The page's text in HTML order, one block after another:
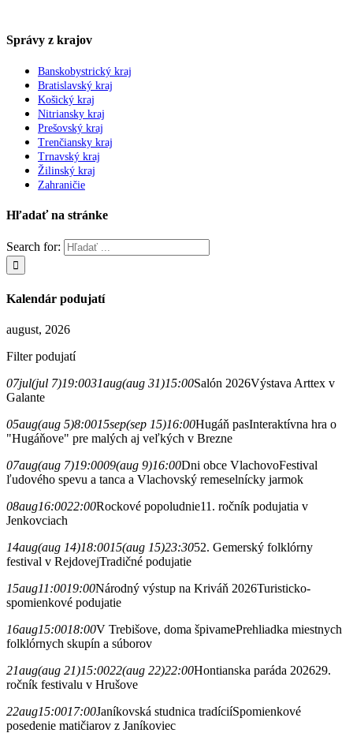
Správy z krajov
Banskobystrický kraj
Bratislavský kraj
Košický kraj
Nitriansky kraj
Prešovský kraj
Trenčiansky kraj
Trnavský kraj
Žilinský kraj
Zahraničie
Hľadať na stránke
Search for:
Kalendár podujatí
august, 2026
Filter podujatí
07jul(jul 7)19:0031aug(aug 31)15:00Salón 2026Výstava Arttex v
Galante
05aug(aug 5)8:0015sep(sep 15)16:00Hugáň pasInteraktívna hra o
"Hugáňove" pre malých aj veľkých v Brezne
07aug(aug 7)19:0009(aug 9)16:00Dni obce VlachovoFestival
ľudového spevu a tanca a Vlachovský remeselnícky jarmok
08aug16:0022:00Rockové popoludnie11. ročník podujatia v
Jenkovciach
14aug(aug 14)18:0015(aug 15)23:3052. Gemerský folklórny
festival v RejdovejTradičné podujatie
15aug11:0019:00Národný výstup na Kriváň 2026Turisticko-
spomienkové podujatie
16aug15:0018:00V Trebišove, doma špivamePrehliadka miestnych
folklórnych skupín a súborov
21aug(aug 21)15:0022(aug 22)22:00Hontianska paráda 202629.
ročník festivalu v Hrušove
22aug15:0017:00Janíkovská studnica tradíciíSpomienkové
posedenie matičiarov z Janíkoviec